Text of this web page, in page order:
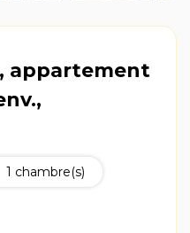
appartement
1 chambre(s)